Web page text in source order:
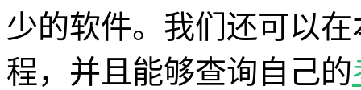
少的软件。我们还可以
程，并且能够查询自己的